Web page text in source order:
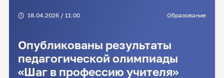
18.04.2026 / 11:00 Образование
Опубликованы результаты
педагогической олимпиады
«Шаг в профессию учителя»